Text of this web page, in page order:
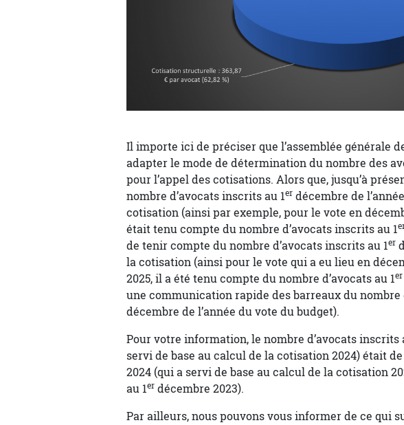
Il importe ici de préciser que l’assemblée générale
adapter le mode de détermination du nombre des
pour l’appel des cotisations. Alors que, jusqu’à
nombre d’avocats inscrits au 1er décembre de
cotisation (ainsi par exemple, pour le vote en
était tenu compte du nombre d’avocats inscrits au 1
de tenir compte du nombre d’avocats inscrits au 1er
la cotisation (ainsi pour le vote qui a eu lieu en
2025, il a été tenu compte du nombre d’avocats au 1er
une communication rapide des barreaux du
décembre de l’année du vote du budget).
Pour votre information, le nombre d’avocats inscrits
servi de base au calcul de la cotisation 2024) était de
2024 (qui a servi de base au calcul de la cotisation
au 1er décembre 2023).
Par ailleurs, nous pouvons vous informer de ce qui